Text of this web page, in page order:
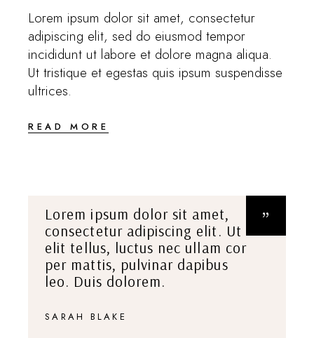
Lorem ipsum dolor sit amet, consectetur
adipiscing elit, sed do eiusmod tempor
incididunt ut labore et dolore magna aliqua.
Ut tristique et egestas quis ipsum suspendisse
ultrices.
READ MORE
Lorem ipsum dolor sit amet,
consectetur adipiscing elit. Ut
elit tellus, luctus nec ullam cor
per mattis, pulvinar dapibus
leo. Duis dolorem.
SARAH BLAKE